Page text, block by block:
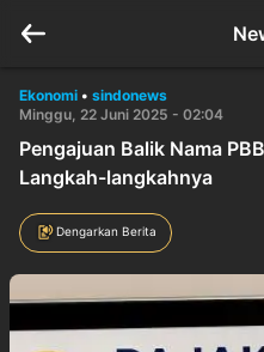
Ekonomi • sindonews
Minggu, 22 Juni 2025 - 02:04
Pengajuan Balik Nama
Langkah-langkahnya
Dengarkan Berita